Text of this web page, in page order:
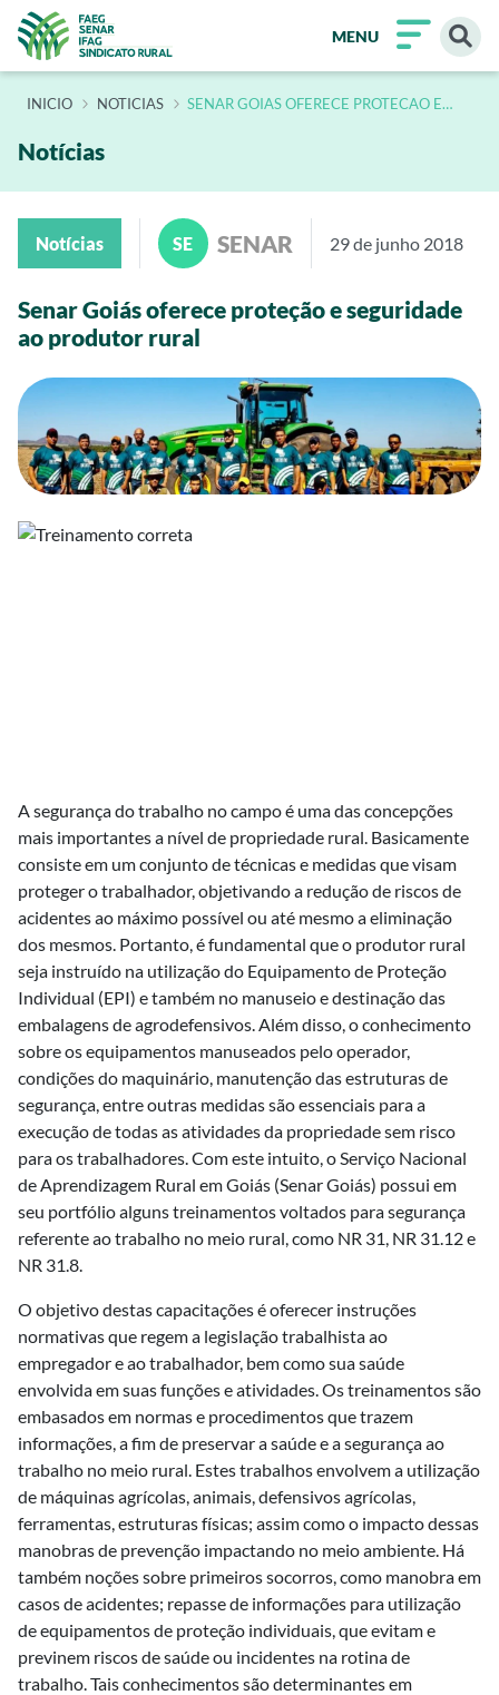
MENU
INÍCIO NOTICIAS SENAR GOIAS OFERECE PROTECAO E
Notícias
Notícias SE SENAR 29 de junho 2018
Senar Goiás oferece proteção e seguridade
ao produtor rural
A segurança do trabalho no campo é uma das concepções
mais importantes a nível de propriedade rural. Basicamente
consiste em um conjunto de técnicas e medidas que visam
proteger o trabalhador, objetivando a redução de riscos de
acidentes ao máximo possível ou até mesmo a eliminação
dos mesmos. Portanto, é fundamental que o produtor rural
seja instruído na utilização do Equipamento de Proteção
Individual (EPI) e também no manuseio e destinação das
embalagens de agrodefensivos. Além disso, o conhecimento
sobre os equipamentos manuseados pelo operador,
condições do maquinário, manutenção das estruturas de
segurança, entre outras medidas são essenciais para a
execução de todas as atividades da propriedade sem risco
para os trabalhadores. Com este intuito, o Serviço Nacional
de Aprendizagem Rural em Goiás (Senar Goiás) possui em
seu portfólio alguns treinamentos voltados para segurança
referente ao trabalho no meio rural, como NR 31, NR 31.12 e
NR 31.8.
O objetivo destas capacitações é oferecer instruções
normativas que regem a legislação trabalhista ao
empregador e ao trabalhador, bem como sua saúde
envolvida em suas funções e atividades. Os treinamentos são
embasados em normas e procedimentos que trazem
informações, a fim de preservar a saúde e a segurança ao
trabalho no meio rural. Estes trabalhos envolvem a utilização
de máquinas agrícolas, animais, defensivos agrícolas,
ferramentas, estruturas físicas; assim como o impacto dessas
manobras de prevenção impactando no meio ambiente. Há
também noções sobre primeiros socorros, como manobra em
casos de acidentes; repasse de informações para utilização
de equipamentos de proteção individuais, que evitam e
previnem riscos de saúde ou incidentes na rotina de
trabalho. Tais conhecimentos são determinantes em